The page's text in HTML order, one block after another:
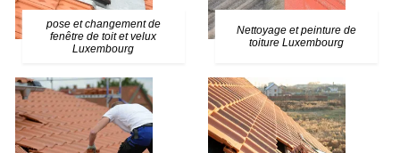
pose et changement de
fenêtre de toit et velux
Luxembourg
Nettoyage et peinture de
toiture Luxembourg